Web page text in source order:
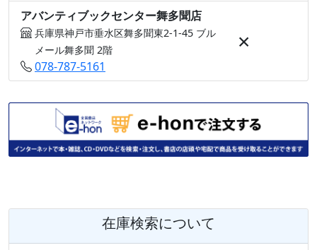
アバンティブックセンター舞多聞店
兵庫県神戸市垂水区舞多聞東2-1-45 ブル
メール舞多聞 2階
078-787-5161
×
在庫検索について